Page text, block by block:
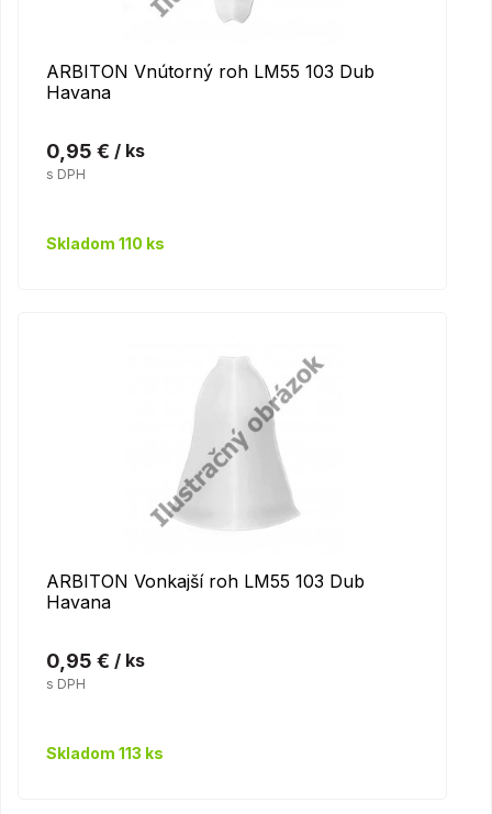
ARBITON Vnútorný roh LM55 103 Dub
Havana
0,95 € / ks
s DPH
Skladom 110 ks
ARBITON Vonkajší roh LM55 103 Dub
Havana
0,95 € / ks
s DPH
Skladom 113 ks